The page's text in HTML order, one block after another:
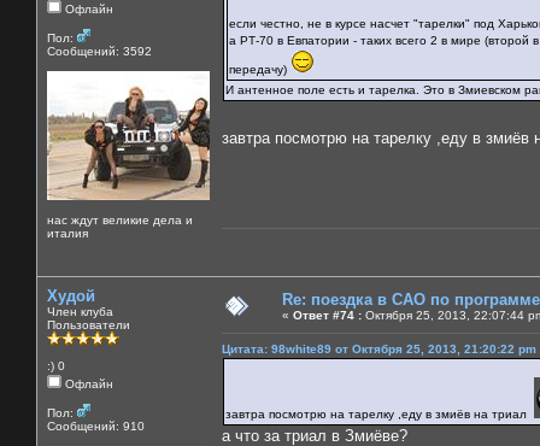
Офлайн
Пол:
Сообщений: 3592
нас ждут великие дела и
италия
если честно, не в курсе насчет "тарелки" под
а РТ-70 в Евпатории - таких всего 2 в мире
передачу)
И антенное поле есть и тарелка. Это в Змиевском
завтра посмотрю на тарелку ,еду в
Худой
Член клуба
Пользователи
:) 0
Офлайн
Пол:
Сообщений: 910
Re: поездка в САО по
« Ответ #74 : Октября 25, 2013, 22:07:44
Цитата: 98white89 от Октября 25, 2013, 21:20:22 pm
завтра посмотрю на тарелку ,еду в змиёв на триал
а что за триал в Змиёве?